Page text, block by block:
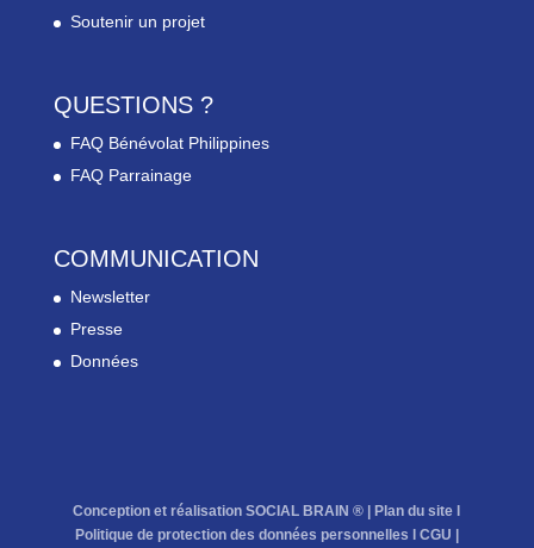
Soutenir un projet
QUESTIONS ?
FAQ Bénévolat Philippines
FAQ Parrainage
COMMUNICATION
Newsletter
Presse
Données
Conception et réalisation SOCIAL BRAIN ® | Plan du site
Politique de protection des données personnelles
CGU